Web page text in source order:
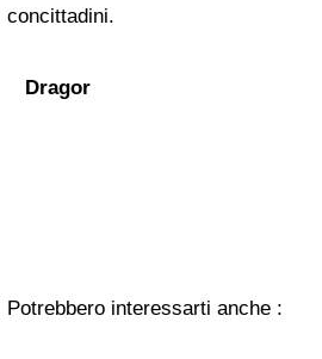
concittadini.
Dragor
Potrebbero interessarti anche :